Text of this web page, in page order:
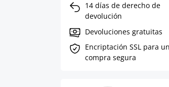
14 días de derecho de
devolución
Devoluciones gratuitas
Encriptación SSL para
compra segura